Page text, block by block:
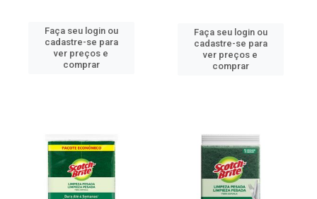
Faça seu login ou
cadastre-se para
ver preços e
comprar
Faça seu login ou
cadastre-se para
ver preços e
comprar